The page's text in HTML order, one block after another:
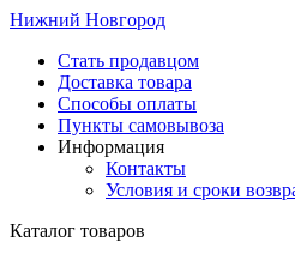
Нижний Новгород
Стать продавцом
Доставка товара
Способы оплаты
Пункты самовывоза
Информация
Контакты
Условия и сроки
Каталог товаров